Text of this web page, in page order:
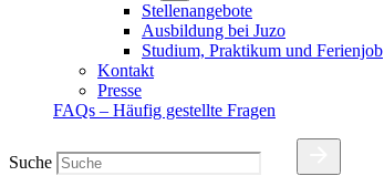
Stellenangebote
Ausbildung bei Juzo
Studium, Praktikum und Ferienjob
Kontakt
Presse
FAQs – Häufig gestellte Fragen
Suche